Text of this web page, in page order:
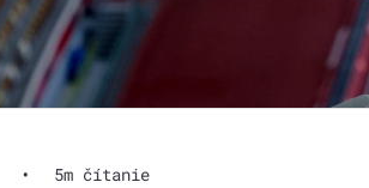
• 5m čítanie